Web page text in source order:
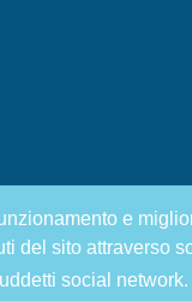
e
sito attraverso
social network.